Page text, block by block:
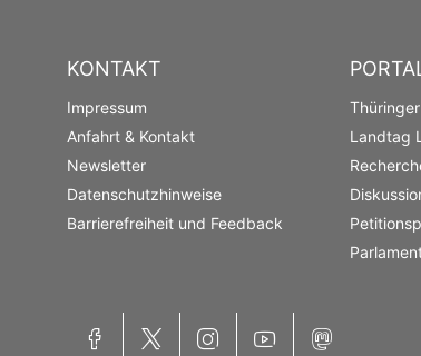
KONTAKT
Impressum
Anfahrt & Kontakt
Newsletter
Datenschutzhinweise
Barrierefreiheit und Feedback
Landtag
Facebook Twitter InstagramYouTube Mastodon